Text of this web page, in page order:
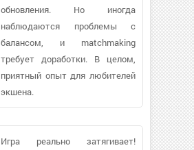
обновления. Но иногда
наблюдаются проблемы с
балансом, и matchmaking
требует доработки. В целом,
приятный опыт для любителей
экшена.
Игра реально затягивает!